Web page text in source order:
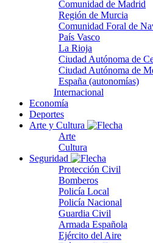
Comunidad de Madrid
Región de Murcia
Comunidad Foral de
País Vasco
La Rioja
Ciudad Autónoma de
Ciudad Autónoma de
España (autonomías)
Internacional
Economía
Deportes
Arte y Cultura
Arte
Cultura
Seguridad
Protección Civil
Bomberos
Policía Local
Policía Nacional
Guardia Civil
Armada Española
Ejército del Aire